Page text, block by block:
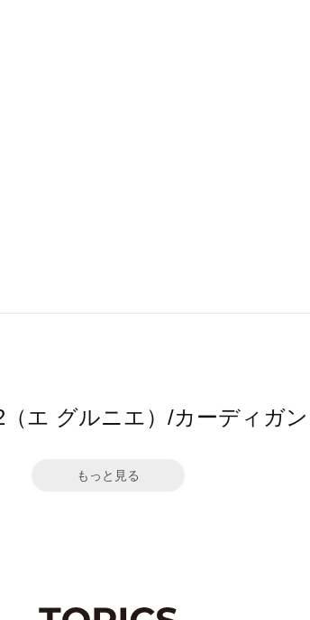
（エ グルニエ）/カーディガ
もっと見る